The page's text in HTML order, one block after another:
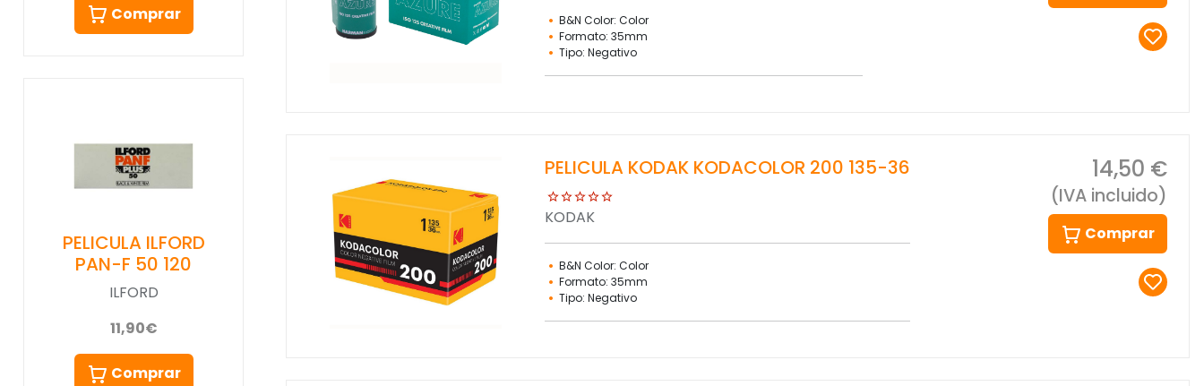
Comprar
PELICULA ILFORD
PAN-F 50 120
ILFORD
11,90€
Comprar
B&N Color: Color
Formato: 35mm
Tipo: Negativo
PELICULA KODAK KODACOLOR 200 135-36
KODAK
B&N Color: Color
Formato: 35mm
Tipo: Negativo
14,50 €
(IVA incluido)
Comprar